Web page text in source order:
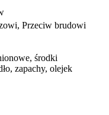
Przeciw brudowi
środki
zapachy, olejek